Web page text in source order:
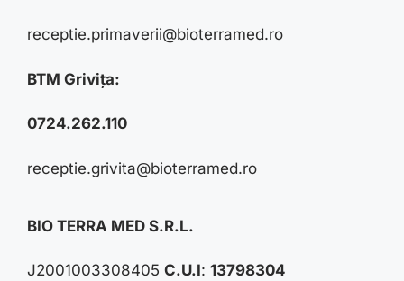
receptie.primaverii@bioterramed.ro
BTM Grivița:
0724.262.110
receptie.grivita@bioterramed.ro
BIO TERRA MED S.R.L.
J2001003308405 C.U.I: 13798304